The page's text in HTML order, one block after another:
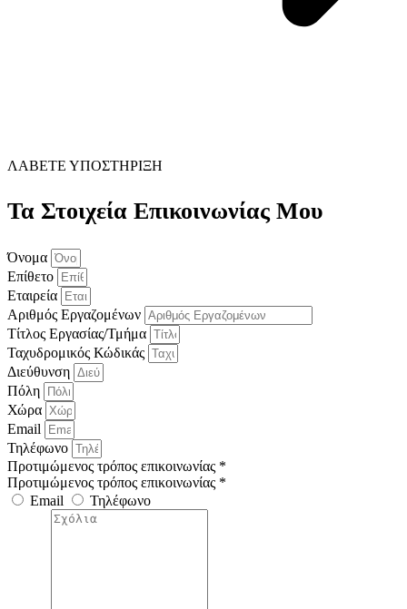
ΛΑΒΕΤΕ ΥΠΟΣΤΗΡΙΞΗ
Τα Στοιχεία Επικοινωνίας Μου
Όνομα
Επίθετο
Εταιρεία
Αριθμός Εργαζομένων
Τίτλος Εργασίας/Τμήμα
Ταχυδρομικός Κώδικάς
Διεύθυνση
Πόλη
Χώρα
Email
Τηλέφωνο
Προτιμώμενος τρόπος επικοινωνίας *
Προτιμώμενος τρόπος επικοινωνίας *
Email
Τηλέφωνο